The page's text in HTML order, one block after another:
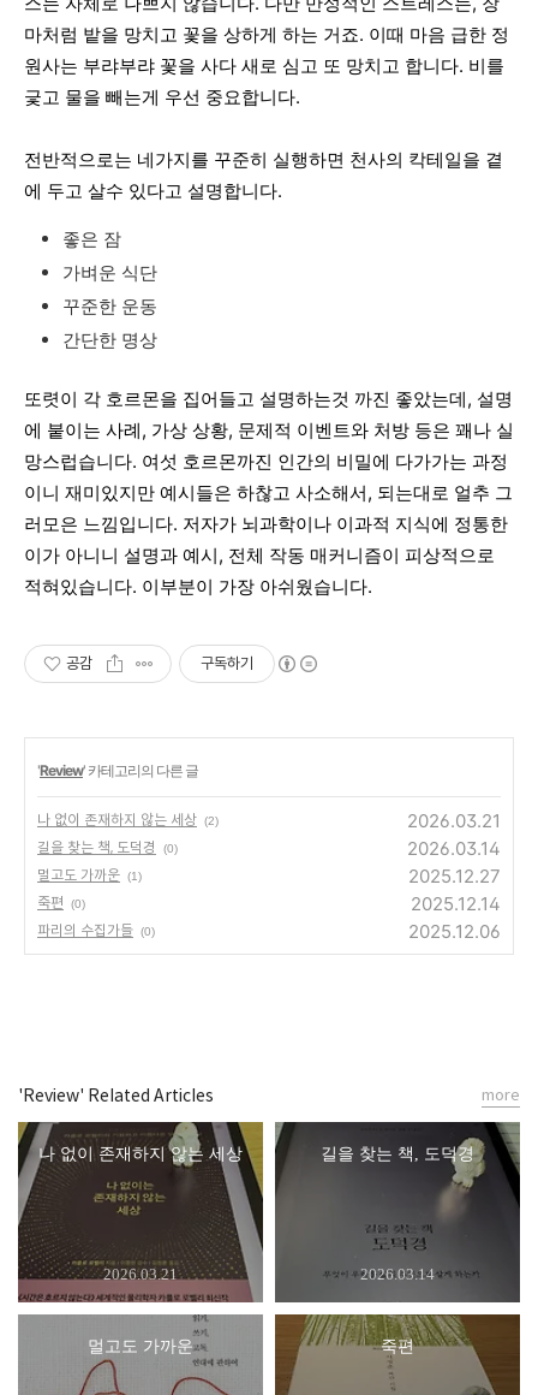
마처럼 밭을 망치고 꽃을 상하게 하는 거죠. 이때 마음 급한 정
원사는 부랴부랴 꽃을 사다 새로 심고 또 망치고 합니다. 비를
긏고 물을 빼는게 우선 중요합니다.
전반적으로는 네가지를 꾸준히 실행하면 천사의 칵테일을 곁
에 두고 살수 있다고 설명합니다.
좋은 잠
가벼운 식단
꾸준한 운동
간단한 명상
또렷이 각 호르몬을 집어들고 설명하는것 까진 좋았는데, 설명
에 붙이는 사례, 가상 상황, 문제적 이벤트와 처방 등은 꽤나 실
망스럽습니다. 여섯 호르몬까진 인간의 비밀에 다가가는 과정
이니 재미있지만 예시들은 하찮고 사소해서, 되는대로 얼추 그
러모은 느낌입니다. 저자가 뇌과학이나 이과적 지식에 정통한
이가 아니니 설명과 예시, 전체 작동 매커니즘이 피상적으로
적혀있습니다. 이부분이 가장 아쉬웠습니다.
공감 구독하기
'Review' 카테고리의 다른 글
나 없이 존재하지 않는 세상 (2) 2026.03.21
길을 찾는 책, 도덕경 (0) 2026.03.14
멀고도 가까운 (1) 2025.12.27
죽편 (0) 2025.12.14
파리의 수집가들 (0) 2025.12.06
'Review' Related Articles
나 없이 존재하지 않는 세상
2026.03.21
길을 찾는 책, 도덕경
2026.03.14
멀고도 가까운 죽편
more